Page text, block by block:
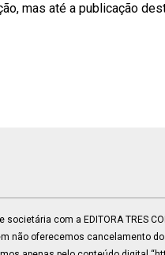
mas até a publicação
com a EDITORA TRES
não oferecemos cancelamento